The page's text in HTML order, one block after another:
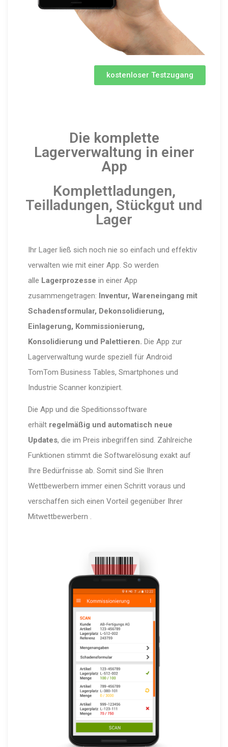
kostenloser Testzugang
Die komplette
Lagerverwaltung in einer
App
Komplettladungen,
Teilladungen, Stückgut und
Lager
Ihr Lager ließ sich noch nie so einfach und effektiv
verwalten wie mit einer App. So werden
alle Lagerprozesse in einer App
zusammengetragen: Inventur, Wareneingang mit
Schadensformular, Dekonsolidierung,
Einlagerung, Kommissionierung,
Konsolidierung und Palettieren. Die App zur
Lagerverwaltung wurde speziell für Android
TomTom Business Tables, Smartphones und
Industrie Scanner konzipiert.
Die App und die Speditionssoftware
erhält regelmäßig und automatisch neue
Updates, die im Preis inbegriffen sind. Zahlreiche
Funktionen stimmt die Softwarelösung exakt auf
Ihre Bedürfnisse ab. Somit sind Sie Ihren
Wettbewerbern immer einen Schritt voraus und
verschaffen sich einen Vorteil gegenüber Ihrer
Mitwettbewerbern .